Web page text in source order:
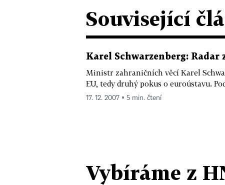
Související
Karel Schwarzenberg: Radar
Ministr zahraničních věcí Karel
EU, tedy druhý pokus o euroústavu.
17. 12. 2007 ▪ 5 min. čtení
Vybíráme z